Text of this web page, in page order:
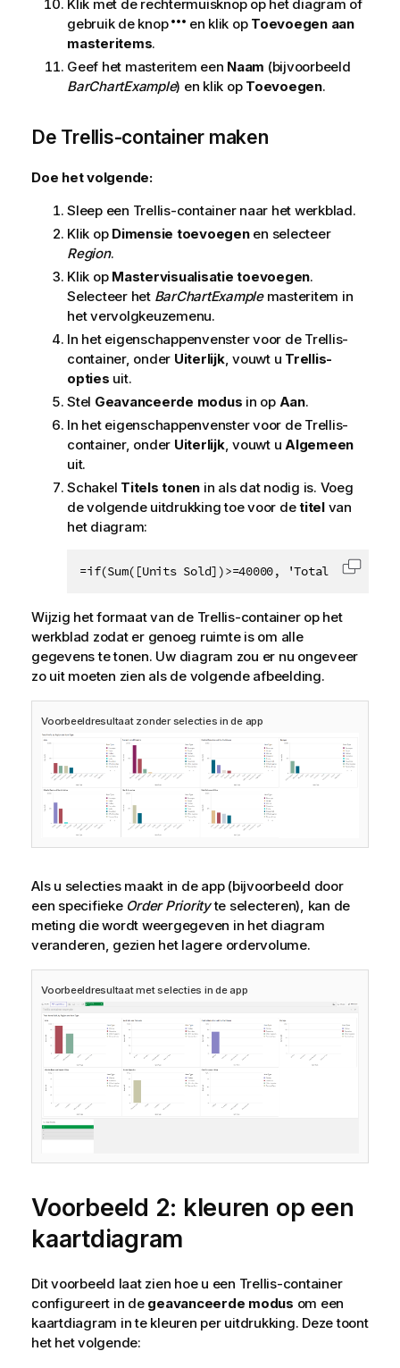
Klik met de rechtermuisknop op het diagram of
gebruik de knop
en klik op Toevoegen aan
masteritems.
Geef het masteritem een Naam (bijvoorbeeld
BarChartExample) en klik op Toevoegen.
De Trellis-container maken
Doe het volgende:
Sleep een Trellis-container naar het werkblad.
Klik op Dimensie toevoegenen selecteer
Region.
Klik op Mastervisualisatie toevoegen.
Selecteer het BarChartExamplemasteritem in
het vervolgkeuzemenu.
In het eigenschappenvenster voor de Trellis-
container, onder Uiterlijk, vouwt u Trellis-
opties uit.
Stel Geavanceerde modus in op Aan.
In het eigenschappenvenster voor de Trellis-
container, onder Uiterlijk, vouwt u Algemeen
uit.
Schakel Titels tonen in als dat nodig is. Voeg
de volgende uitdrukking toe voor detitelvan
het diagram:
=if(Sum([Units Sold])>=40000, 'Total Profit,
Code
Wijzig het formaat van de Trellis-container op het
werkblad zodat er genoeg ruimte is om alle
gegevens te tonen. Uw diagram zou er nu ongeveer
zo uit moeten zien als de volgende afbeelding.
Voorbeeldresultaat zonder selecties in de app
Als u selecties maakt in de app (bijvoorbeeld door
een specifieke Order Priorityte selecteren), kan de
meting die wordt weergegeven in het diagram
veranderen, gezien het lagere ordervolume.
Voorbeeldresultaat met selecties in de app
Voorbeeld 2: kleuren op een
kaartdiagram
Dit voorbeeld laat zien hoe u een Trellis-container
configureert in de geavanceerde modus om een
kaartdiagram in te kleuren per uitdrukking. Deze toont
het het volgende: